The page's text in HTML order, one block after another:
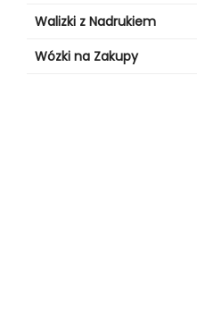
Walizki z Nadrukiem
Wózki na Zakupy